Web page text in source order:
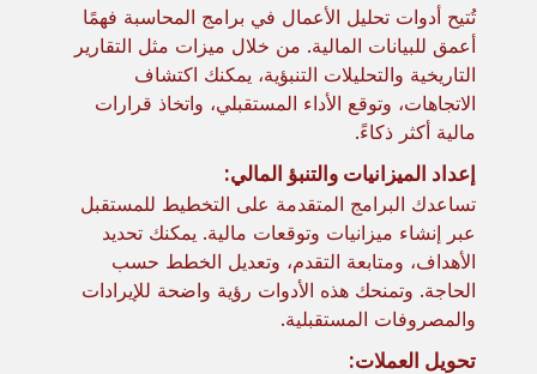
تُتيح أدوات تحليل الأعمال في برامج المحاسبة فهمًا
أعمق للبيانات المالية. من خلال ميزات مثل التقارير
التاريخية والتحليلات التنبؤية، يمكنك اكتشاف
الاتجاهات، وتوقع الأداء المستقبلي، واتخاذ قرارات
مالية أكثر ذكاءً.
إعداد الميزانيات والتنبؤ المالي:
تساعدك البرامج المتقدمة على التخطيط للمستقبل
عبر إنشاء ميزانيات وتوقعات مالية. يمكنك تحديد
الأهداف، ومتابعة التقدم، وتعديل الخطط حسب
الحاجة. وتمنحك هذه الأدوات رؤية واضحة للإيرادات
والمصروفات المستقبلية.
تحويل العملات: